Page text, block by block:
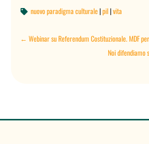
 nuovo paradigma culturale|pil|vita
←Webinar su Referendum Costituzionale. MDF
Noi difendiamo